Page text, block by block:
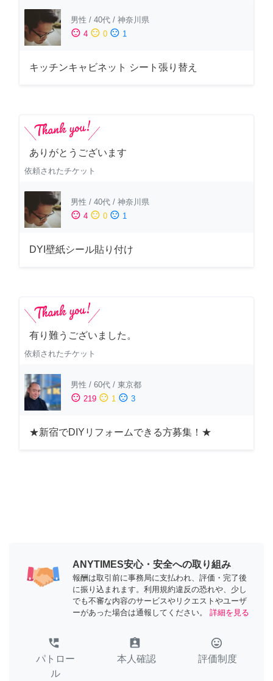
男性 / 40代 / 神奈川県
sentiment_satisfied 4 sentiment_neutral 0 sentiment_dissatisfied 1
キッチンキャビネット シート張り替え
ありがとうございます
依頼されたチケット
男性 / 40代 / 神奈川県
sentiment_satisfied 4 sentiment_neutral 0 sentiment_dissatisfied 1
DYI壁紙シール貼り付け
有り難うございました。
依頼されたチケット
男性 / 60代 / 東京都
sentiment_satisfied 219 sentiment_neutral 1 sentiment_dissatisfied 3
★新宿でDIYリフォームできる方募集！★
ANYTIMES安心・安全への取り組み
報酬は取引前に事務局に支払われ、評価・完了後
に振り込まれます。利用規約違反の恐れや、少し
でも不審な内容のサービスやリクエストやユーザ
ーがあった場合は通報してください。
詳細を見る
perm_phone_msg
パトロー
ル
assignment_ind
本人確認
tag_faces
評価制度